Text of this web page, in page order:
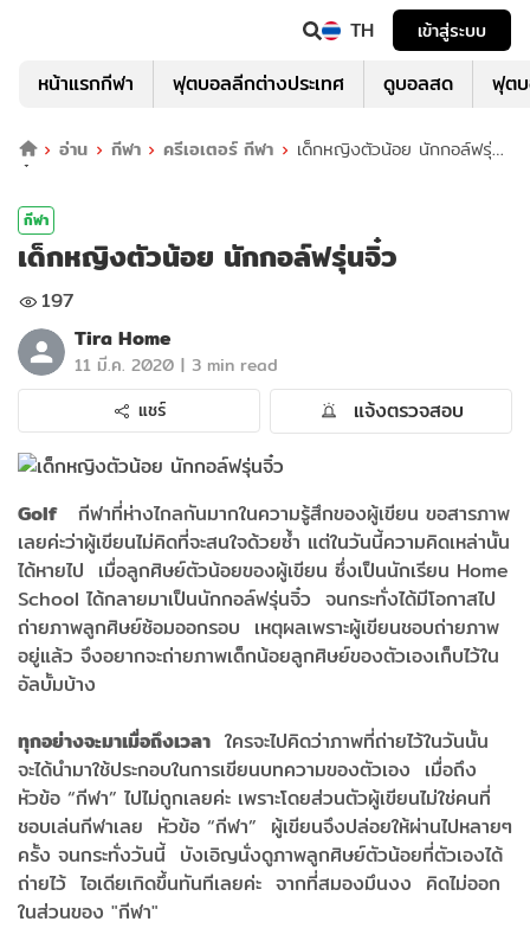
TH เข้าสู่ระบบ
หน้าแรกกีฬา ฟุตบอลลีกต่างประเทศ ดูบอลสด ฟุต
อ่าน กีฬา ครีเอเตอร์ กีฬา
เด็กหญิงตัวน้อย นักกอล์ฟรุ่น
จิ๋ว
กีฬา
เด็กหญิงตัวน้อย นักกอล์ฟรุ่นจิ๋ว
197
Tira Home
11 มี.ค. 2020 | 3 min read
แชร์
แจ้งตรวจสอบ
Golf
กีฬาที่ห่างไกลกันมากในความรู้สึกของผู้เขียน ขอสารภาพ
เลยค่ะว่าผู้เขียนไม่คิดที่จะสนใจด้วยซ้ำ แต่ในวันนี้ความคิดเหล่านั้น
ได้หายไป เมื่อลูกศิษย์ตัวน้อยของผู้เขียน ซึ่งเป็นนักเรียน Home
School ได้กลายมาเป็นนักกอล์ฟรุ่นจิ๋ว จนกระทั่งได้มีโอกาสไป
ถ่ายภาพลูกศิษย์ซ้อมออกรอบ เหตุผลเพราะผู้เขียนชอบถ่ายภาพ
อยู่แล้ว จึงอยากจะถ่ายภาพเด็กน้อยลูกศิษย์ของตัวเองเก็บไว้ใน
อัลบั้มบ้าง
ทุกอย่างจะมาเมื่อถึงเวลา ใครจะไปคิดว่าภาพที่ถ่ายไว้ในวันนั้น
จะได้นำมาใช้ประกอบในการเขียนบทความของตัวเอง เมื่อถึง
หัวข้อ “กีฬา” ไปไม่ถูกเลยค่ะ เพราะโดยส่วนตัวผู้เขียนไม่ใช่คนที่
ชอบเล่นกีฬาเลย หัวข้อ “กีฬา” ผู้เขียนจึงปล่อยให้ผ่านไปหลายๆ
ครั้ง จนกระทั่งวันนี้ บังเอิญนั่งดูภาพลูกศิษย์ตัวน้อยที่ตัวเองได้
ถ่ายไว้ ไอเดียเกิดขึ้นทันทีเลยค่ะ จากที่สมองมึนงง คิดไม่ออก
ในส่วนของ "กีฬา"